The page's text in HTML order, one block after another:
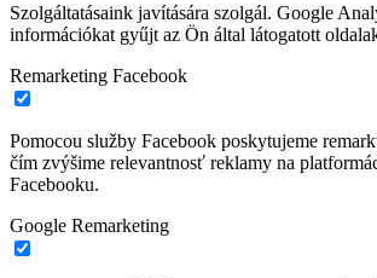
Szolgáltatásaink javítására szolgál. Google
információkat gyűjt az Ön által látogatott
Remarketing Facebook
Pomocou služby Facebook poskytujeme
čím zvýšime relevantnosť reklamy na
Facebooku.
Google Remarketing